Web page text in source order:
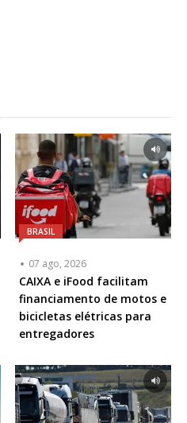
BRASIL
07 ago, 2026
CAIXA e iFood facilitam
financiamento de motos e
bicicletas elétricas para
entregadores